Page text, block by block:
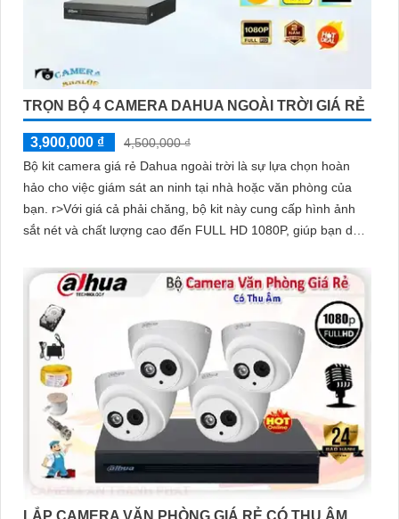
TRỌN BỘ 4 CAMERA DAHUA NGOÀI TRỜI GIÁ RẺ
3,900,000 ₫
4,500,000 ₫
Bộ kit camera giá rẻ Dahua ngoài trời là sự lựa chọn hoàn
hảo cho việc giám sát an ninh tại nhà hoặc văn phòng của
bạn. r>Với giá cả phải chăng, bộ kit này cung cấp hình ảnh
sắt nét và chất lượng cao đến FULL HD 1080P, giúp bạn dễ
LẮP CAMERA VĂN PHÒNG GIÁ RẺ CÓ THU ÂM